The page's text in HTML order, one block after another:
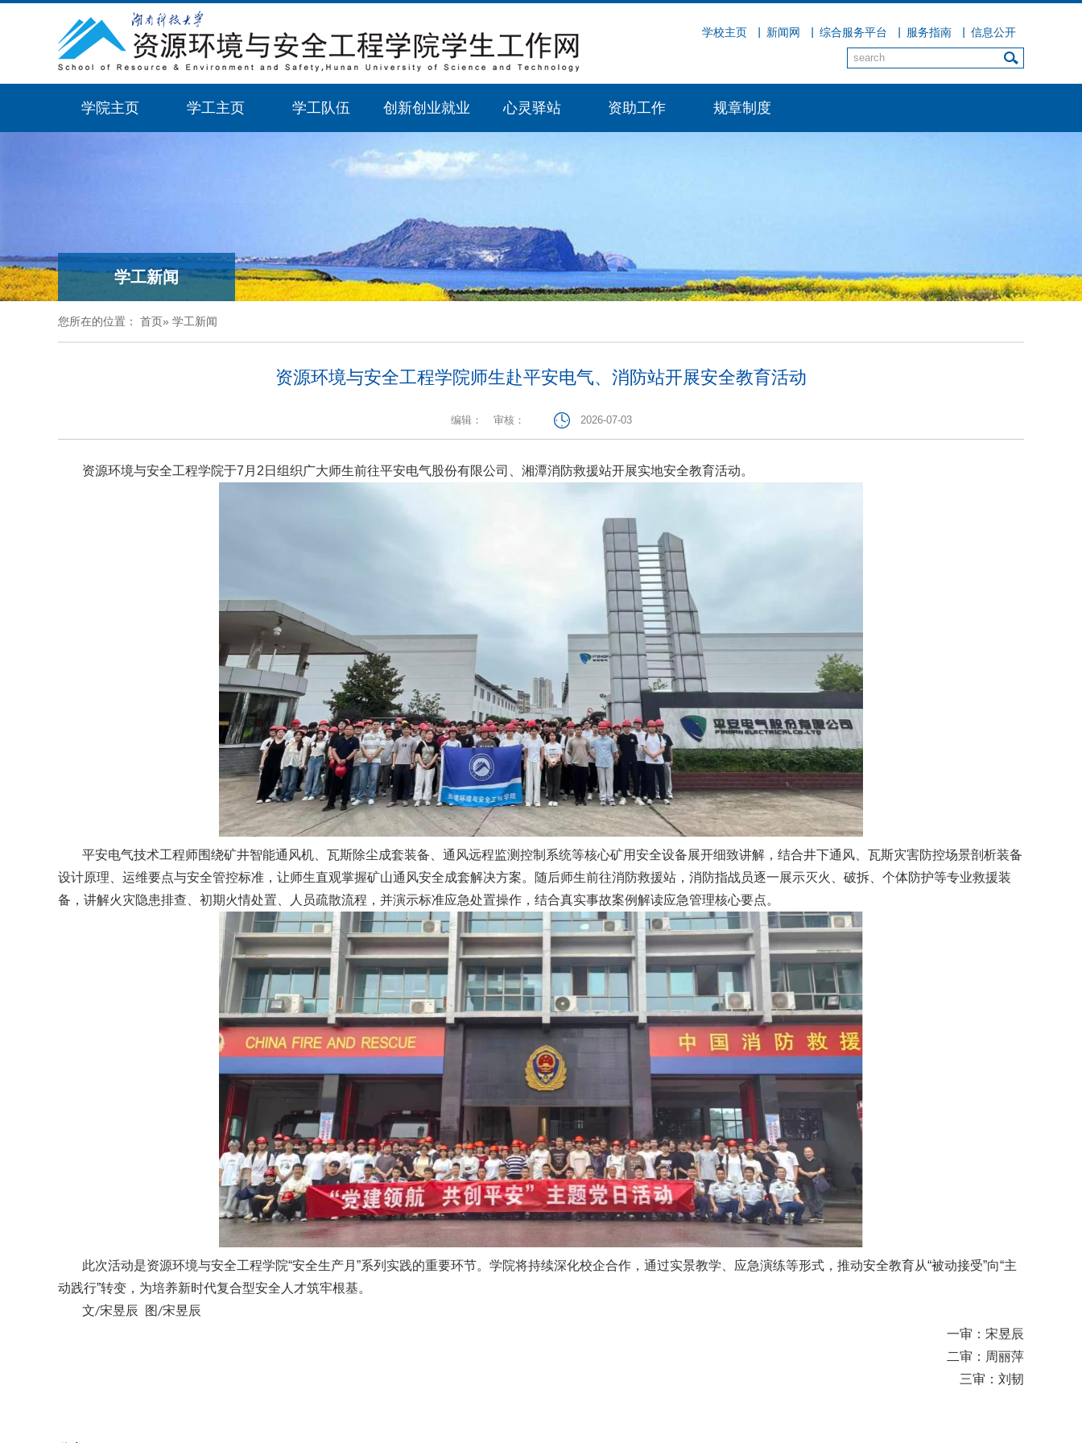
学校主页 新闻网 综合服务平台 服务指南 信息公开
学院主页 学工主页 学工队伍 创新创业就业 心灵驿站 资助工作 规章制度
学工新闻
您所在的位置： 首页» 学工新闻
资源环境与安全工程学院师生赴平安电气、消防站开展安全教育活动
编辑： 审核： 2026-07-03
资源环境与安全工程学院于7月2日组织广大师生前往平安电气股份有限公司、湘潭消防救援站开展实地安全教育活动。
平安电气技术工程师围绕矿井智能通风机、瓦斯除尘成套装备、通风远程监测控制系统等核心矿用安全设备展开细致讲解，结合井下通风、瓦斯灾害防控场景剖析装备
设计原理、运维要点与安全管控标准，让师生直观掌握矿山通风安全成套解决方案。随后师生前往消防救援站，消防指战员逐一展示灭火、破拆、个体防护等专业救援装
备，讲解火灾隐患排查、初期火情处置、人员疏散流程，并演示标准应急处置操作，结合真实事故案例解读应急管理核心要点。
此次活动是资源环境与安全工程学院“安全生产月”系列实践的重要环节。学院将持续深化校企合作，通过实景教学、应急演练等形式，推动安全教育从“被动接受”向“主
动践行”转变，为培养新时代复合型安全人才筑牢根基。
文/宋昱辰 图/宋昱辰
一审：宋昱辰
二审：周丽萍
三审：刘韧